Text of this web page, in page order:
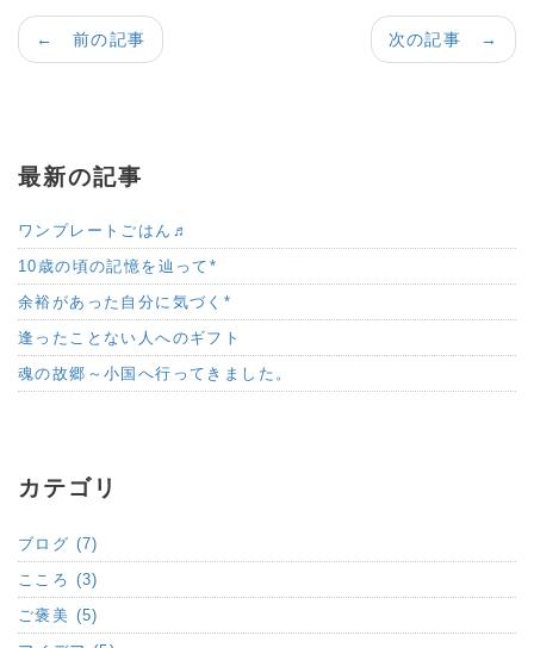
次の記事 →
← 前の記事
最新の記事
ワンプレートごはん♬
10歳の頃の記憶を辿って*
余裕があった自分に気づく*
逢ったことない人へのギフト
魂の故郷～小国へ行ってきました。
カテゴリ
ブログ (7)
こころ (3)
ご褒美 (5)